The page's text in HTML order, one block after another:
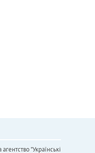
"Українськi